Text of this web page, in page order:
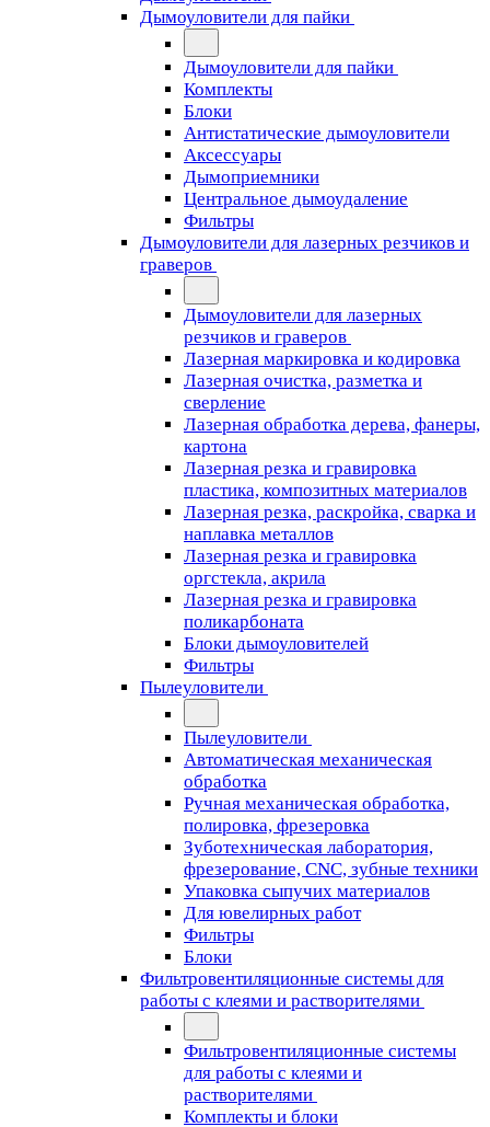
Дымоуловители для пайки
Дымоуловители для пайки
Комплекты
Блоки
Антистатические дымоуловители
Аксессуары
Дымоприемники
Центральное дымоудаление
Фильтры
Дымоуловители для лазерных резчиков и
граверов
Дымоуловители для лазерных
резчиков и граверов
Лазерная маркировка и кодировка
Лазерная очистка, разметка и
сверление
Лазерная обработка дерева, фанеры,
картона
Лазерная резка и гравировка
пластика, композитных материалов
Лазерная резка, раскройка, сварка и
наплавка металлов
Лазерная резка и гравировка
оргстекла, акрила
Лазерная резка и гравировка
поликарбоната
Блоки дымоуловителей
Фильтры
Пылеуловители
Пылеуловители
Автоматическая механическая
обработка
Ручная механическая обработка,
полировка, фрезеровка
Зуботехническая лаборатория,
фрезерование, CNC, зубные техники
Упаковка сыпучих материалов
Для ювелирных работ
Фильтры
Блоки
Фильтровентиляционные системы для
работы с клеями и растворителями
Фильтровентиляционные системы
для работы с клеями и
растворителями
Комплекты и блоки